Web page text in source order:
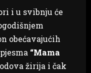
i u svibnju će
obećavajućih
“Mama
žirija i čak